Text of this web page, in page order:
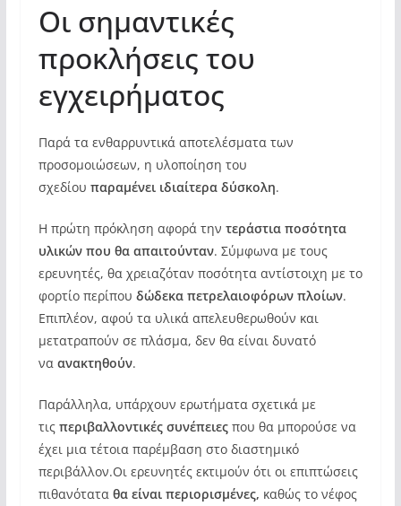
Οι σημαντικές
προκλήσεις του
εγχειρήματος
Παρά τα ενθαρρυντικά αποτελέσματα των
προσομοιώσεων, η υλοποίηση του
σχεδίου παραμένει ιδιαίτερα δύσκολη.
Η πρώτη πρόκληση αφορά την τεράστια ποσότητα
υλικών που θα απαιτούνταν. Σύμφωνα με τους
ερευνητές, θα χρειαζόταν ποσότητα αντίστοιχη με το
φορτίο περίπου δώδεκα πετρελαιοφόρων πλοίων.
Επιπλέον, αφού τα υλικά απελευθερωθούν και
μετατραπούν σε πλάσμα, δεν θα είναι δυνατό
να ανακτηθούν.
Παράλληλα, υπάρχουν ερωτήματα σχετικά με
τις περιβαλλοντικές συνέπειεςπου θα μπορούσε να
έχει μια τέτοια παρέμβαση στο διαστημικό
περιβάλλον.Οι ερευνητές εκτιμούν ότι οι επιπτώσεις
πιθανότατα θα είναι περιορισμένες, καθώς το νέφος